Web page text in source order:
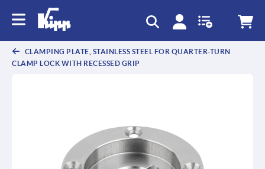
CLAMPING PLATE, STAINLESS STEEL FOR QUARTER-TURN
CLAMP LOCK WITH RECESSED GRIP